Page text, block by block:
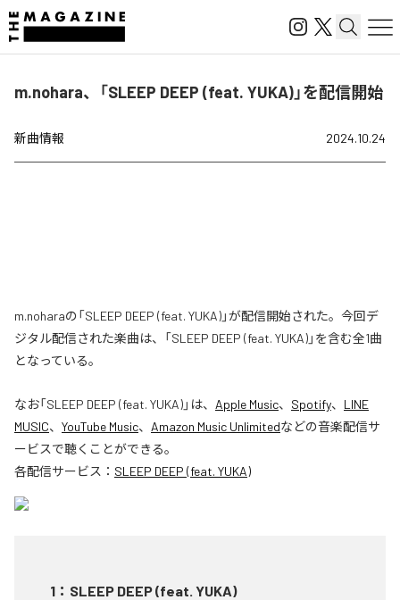
m.nohara、「SLEEP DEEP (feat. YUKA)」を配信開始
新曲情報 2024.10.24
m.noharaの「SLEEP DEEP (feat. YUKA)」が配信開始された。今回デ
ジタル配信された楽曲は、「SLEEP DEEP (feat. YUKA)」を含む全1曲
となっている。
なお「SLEEP DEEP (feat. YUKA)」は、 Apple Music、 Spotify、 LINE
MUSIC、 YouTube Music、 Amazon Music Unlimitedなどの音楽配信サ
ービスで聴くことができる。
各配信サービス： SLEEP DEEP (feat. YUKA)
1 ： SLEEP DEEP (feat. YUKA)